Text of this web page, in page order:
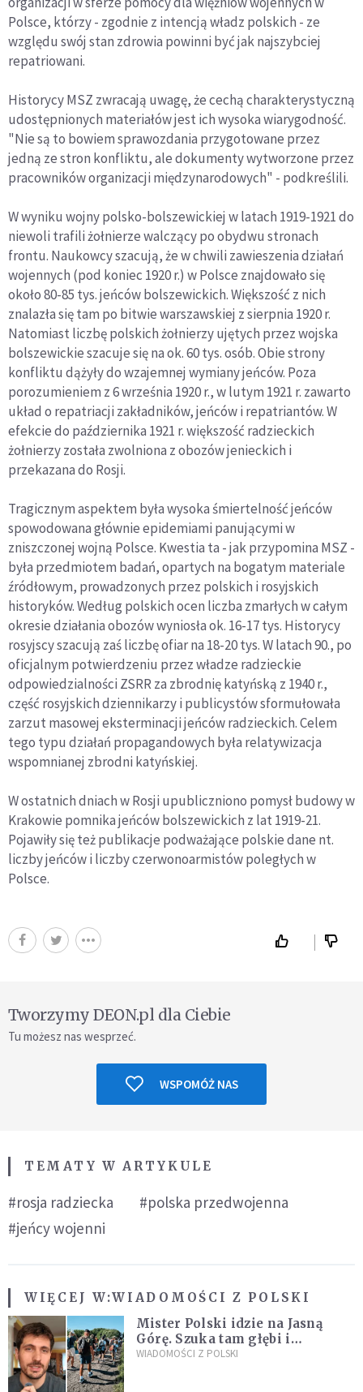
Polsce, którzy - zgodnie z intencją władz polskich - ze
względu swój stan zdrowia powinni być jak najszybciej
repatriowani.
Historycy MSZ zwracają uwagę, że cechą charakterystyczną
udostępnionych materiałów jest ich wysoka wiarygodność.
"Nie są to bowiem sprawozdania przygotowane przez
jedną ze stron konfliktu, ale dokumenty wytworzone przez
pracowników organizacji międzynarodowych" - podkreślili.
W wyniku wojny polsko-bolszewickiej w latach 1919-1921 do
niewoli trafili żołnierze walczący po obydwu stronach
frontu. Naukowcy szacują, że w chwili zawieszenia działań
wojennych (pod koniec 1920 r.) w Polsce znajdowało się
około 80-85 tys. jeńców bolszewickich. Większość z nich
znalazła się tam po bitwie warszawskiej z sierpnia 1920 r.
Natomiast liczbę polskich żołnierzy ujętych przez wojska
bolszewickie szacuje się na ok. 60 tys. osób. Obie strony
konfliktu dążyły do wzajemnej wymiany jeńców. Poza
porozumieniem z 6 września 1920 r., w lutym 1921 r. zawarto
układ o repatriacji zakładników, jeńców i repatriantów. W
efekcie do października 1921 r. większość radzieckich
żołnierzy została zwolniona z obozów jenieckich i
przekazana do Rosji.
Tragicznym aspektem była wysoka śmiertelność jeńców
spowodowana głównie epidemiami panującymi w
zniszczonej wojną Polsce. Kwestia ta - jak przypomina MSZ -
była przedmiotem badań, opartych na bogatym materiale
źródłowym, prowadzonych przez polskich i rosyjskich
historyków. Według polskich ocen liczba zmarłych w całym
okresie działania obozów wyniosła ok. 16-17 tys. Historycy
rosyjscy szacują zaś liczbę ofiar na 18-20 tys. W latach 90., po
oficjalnym potwierdzeniu przez władze radzieckie
odpowiedzialności ZSRR za zbrodnię katyńską z 1940 r.,
część rosyjskich dziennikarzy i publicystów sformułowała
zarzut masowej eksterminacji jeńców radzieckich. Celem
tego typu działań propagandowych była relatywizacja
wspomnianej zbrodni katyńskiej.
W ostatnich dniach w Rosji upubliczniono pomysł budowy w
Krakowie pomnika jeńców bolszewickich z lat 1919-21.
Pojawiły się też publikacje podważające polskie dane nt.
liczby jeńców i liczby czerwonoarmistów poległych w
Polsce.
Tworzymy DEON.pl dla Ciebie
Tu możesz nas wesprzeć.
WSPOMÓŻ NAS
TEMATY W ARTYKULE
#rosja radziecka
#polska przedwojenna
#jeńcy wojenni
WIĘCEJ W:WIADOMOŚCI Z POLSKI
Mister Polski idzie na Jasną
Górę. Szuka tam głębi i
spotkania
WIADOMOŚCI Z POLSKI